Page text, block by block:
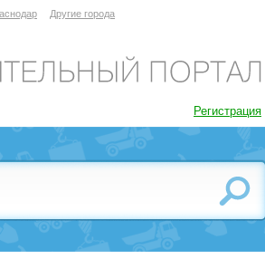
Другие города
Регистрация